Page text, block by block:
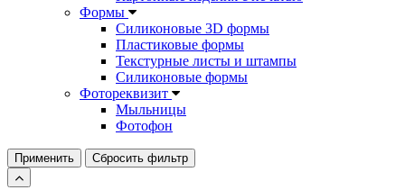
Формы
Силиконовые 3D формы
Пластиковые формы
Текстурные листы и штампы
Силиконовые формы
Фотореквизит
Мыльницы
Фотофон
Применить Сбросить фильтр